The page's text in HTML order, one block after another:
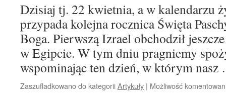
Dzisiaj tj. 22 kwietnia, a w kalendarzu
przypada kolejna rocznica Święta
Boga. Pierwszą Izrael obchodził
w Egipcie. W tym dniu pragniemy
wspominając ten dzień, w którym
Zaszufladkowano do kategoriiArtykuły | Możliwość